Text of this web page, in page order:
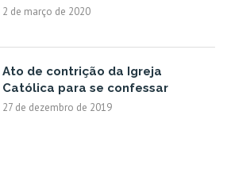
2 de março de 2020
Ato de contrição da Igreja
Católica para se confessar
27 de dezembro de 2019